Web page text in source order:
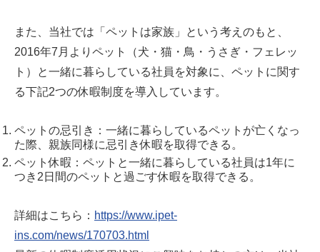
また、当社では「ペットは家族」という考えのもと、
2016年7月よりペット（犬・猫・鳥・うさぎ・フェレッ
ト）と一緒に暮らしている社員を対象に、ペットに関す
る下記2つの休暇制度を導入しています。
ペットの忌引き：一緒に暮らしているペットが亡くなっ
た際、親族同様に忌引き休暇を取得できる。
ペット休暇：ペットと一緒に暮らしている社員は1年に
つき2日間のペットと過ごす休暇を取得できる。
詳細はこちら： https://www.ipet-
ins.com/news/170703.html